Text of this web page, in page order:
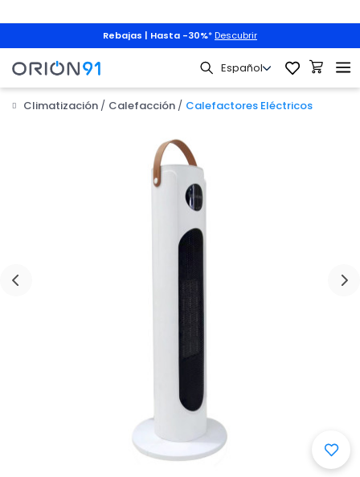
Rebajas | Hasta -30%* Descubrir
Climatización Calefacción Calefactores Eléctricos